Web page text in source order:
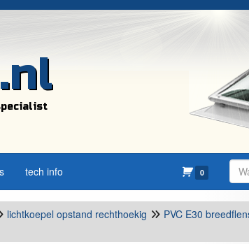
tech info 0
lichtkoepel opstand rechthoekig
PVC E30